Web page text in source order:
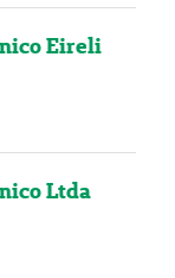
Eireli
Ltda